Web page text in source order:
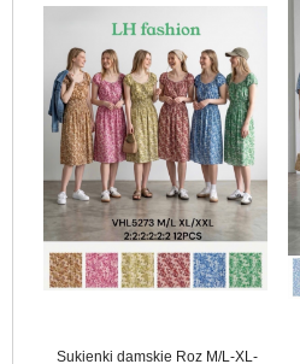
Sukienki damskie Roz M/L-XL-